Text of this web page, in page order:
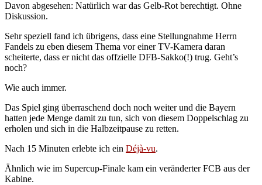
Davon abgesehen: Natürlich war das Gelb-Rot berechtigt. Ohne
Diskussion.
Sehr speziell fand ich übrigens, dass eine Stellungnahme Herrn
Fandels zu eben diesem Thema vor einer TV-Kamera daran
scheiterte, dass er nicht das offzielle DFB-Sakko(!) trug. Geht’s
noch?
Wie auch immer.
Das Spiel ging überraschend doch noch weiter und die Bayern
hatten jede Menge damit zu tun, sich von diesem Doppelschlag zu
erholen und sich in die Halbzeitpause zu retten.
Nach 15 Minuten erlebte ich ein Déjà-vu.
Ähnlich wie im Supercup-Finale kam ein veränderter FCB aus der
Kabine.